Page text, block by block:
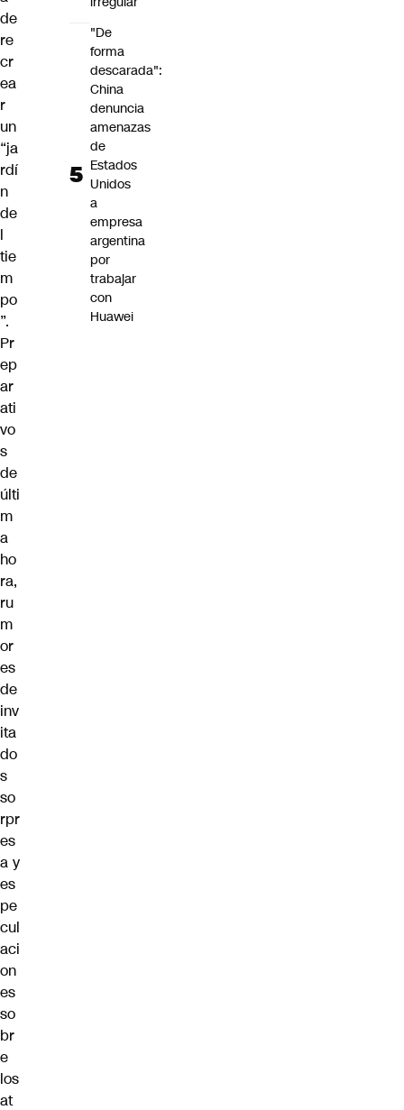
de
re
cr
ea
r
un
“ja
rdí
n
de
l
tie
m
po
”.
Pr
ep
ar
ati
vo
s
de
últi
m
a
ho
ra,
ru
m
or
es
de
inv
ita
do
s
so
rpr
es
a y
es
pe
cul
aci
on
es
so
br
e
los
at
"De
forma
descarada":
China
denuncia
amenazas
de
Estados
Unidos
a
empresa
argentina
por
trabajar
con
Huawei